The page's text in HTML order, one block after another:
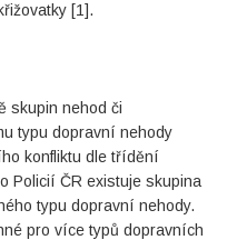
[1].
skupin nehod či
typu dopravní nehody
konfliktu dle třídění
Policií ČR existuje skupina
typu dopravní nehody.
pro více typů dopravních